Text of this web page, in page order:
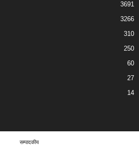
3691
3266
310
250
60
27
14
सम्पादकीय